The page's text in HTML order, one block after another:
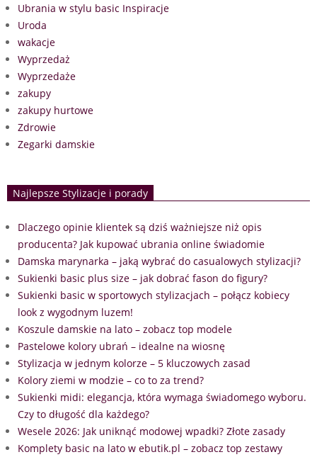
Ubrania w stylu basic Inspiracje
Uroda
wakacje
Wyprzedaż
Wyprzedaże
zakupy
zakupy hurtowe
Zdrowie
Zegarki damskie
Najlepsze Stylizacje i porady
Dlaczego opinie klientek są dziś ważniejsze niż opis
producenta? Jak kupować ubrania online świadomie
Damska marynarka – jaką wybrać do casualowych stylizacji?
Sukienki basic plus size – jak dobrać fason do figury?
Sukienki basic w sportowych stylizacjach – połącz kobiecy
look z wygodnym luzem!
Koszule damskie na lato – zobacz top modele
Pastelowe kolory ubrań – idealne na wiosnę
Stylizacja w jednym kolorze – 5 kluczowych zasad
Kolory ziemi w modzie – co to za trend?
Sukienki midi: elegancja, która wymaga świadomego wyboru.
Czy to długość dla każdego?
Wesele 2026: Jak uniknąć modowej wpadki? Złote zasady
Komplety basic na lato w ebutik.pl – zobacz top zestawy